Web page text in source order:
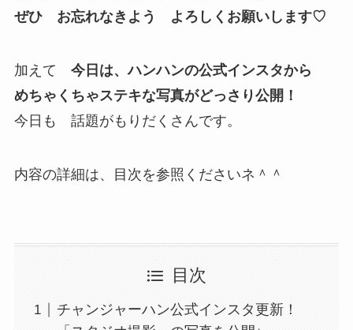
ぜひ お忘れなきよう よろしくお願いします♡
加えて 今日は、ハンハンの公式インスタから
めちゃくちゃステキな写真がどっさり公開！
今日も 話題がもりだくさんです。
内容の詳細は、目次を参照くださいネ＾＾
目次
チャンジャーハン公式インスタ更新！